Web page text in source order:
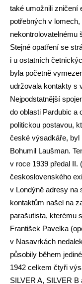
také umožnili zničení
potřebných v
nekontrolovatelnému
Stejné opatření se
i u ostatních
byla početně
udržovala kontakty s
Nejpodstatnější
do oblasti Pardubic a
politickou postavou,
české výsadkáře, byl
Bohumil Laušman.
v roce 1939 předal II.
československého
v Londýně adresy na
kontaktům našel na
parašutista, kterému
František Pavelka
v Nasavrkách
působily během
1942 celkem čtyři
SILVER A, SILVER